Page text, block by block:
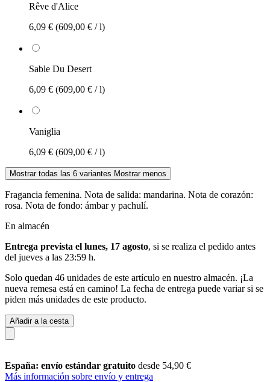
Rêve d'Alice
6,09 € (609,00 € / l)
Sable Du Desert
6,09 € (609,00 € / l)
Vaniglia
6,09 € (609,00 € / l)
Mostrar todas las 6 variantes Mostrar menos
Fragancia femenina. Nota de salida: mandarina. Nota de corazón:
rosa. Nota de fondo: ámbar y pachulí.
En almacén
Entrega prevista el lunes, 17 agosto, si se realiza el pedido antes
del jueves a las 23:59 h.
Solo quedan 46 unidades de este artículo en nuestro almacén. ¡La
nueva remesa está en camino! La fecha de entrega puede variar si se
piden más unidades de este producto.
Añadir a la cesta
España: envío estándar gratuito desde 54,90 €
Más información sobre envío y entrega